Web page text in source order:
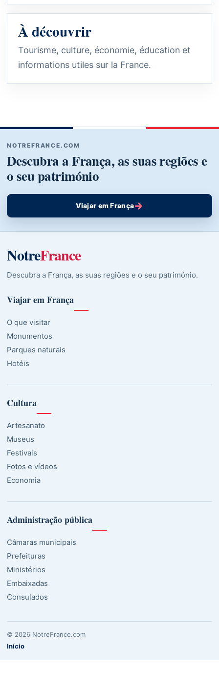
À découvrir
Tourisme, culture, économie, éducation et
informations utiles sur la France.
NOTREFRANCE.COM
Descubra a França, as suas regiões e
o seu património
Viajar em França→
NotreFrance
Descubra a França, as suas regiões e o seu património.
Viajar em França
O que visitar
Monumentos
Parques naturais
Hotéis
Cultura
Artesanato
Museus
Festivais
Fotos e vídeos
Economia
Administração pública
Câmaras municipais
Prefeituras
Ministérios
Embaixadas
Consulados
© 2026 NotreFrance.com
Início